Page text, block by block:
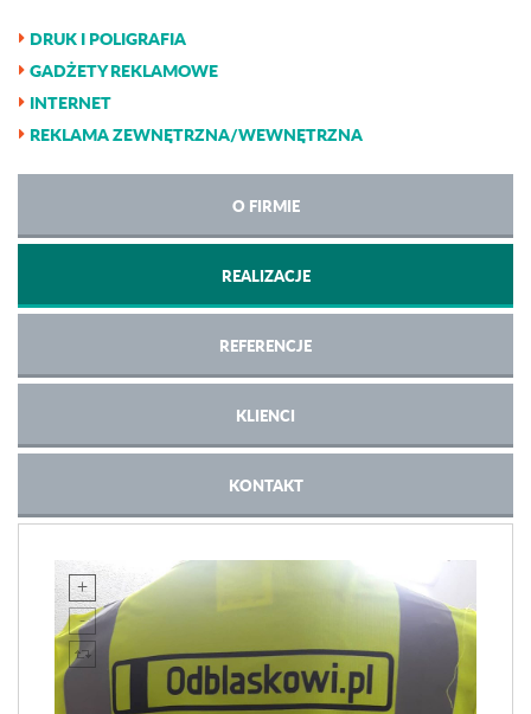
DRUK I POLIGRAFIA
GADŻETY REKLAMOWE
INTERNET
REKLAMA ZEWNĘTRZNA/WEWNĘTRZNA
O FIRMIE
REALIZACJE
REFERENCJE
KLIENCI
KONTAKT